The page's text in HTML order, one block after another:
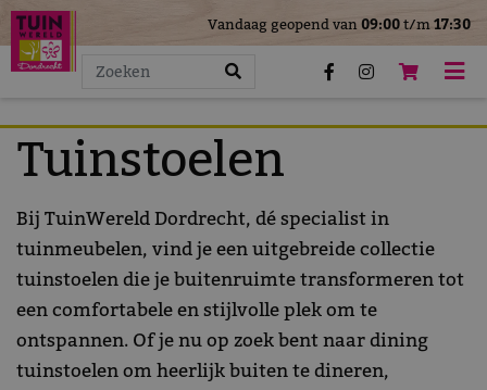
Vandaag geopend van09:00t/m17:30
Tuinstoelen
Bij TuinWereld Dordrecht, dé specialist in
tuinmeubelen, vind je een uitgebreide collectie
tuinstoelen die je buitenruimte transformeren tot
een comfortabele en stijlvolle plek om te
ontspannen. Of je nu op zoek bent naar dining
tuinstoelen om heerlijk buiten te dineren,